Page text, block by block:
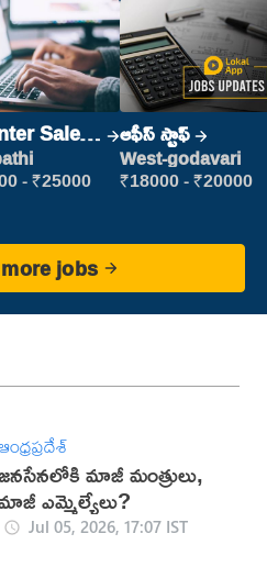
Sales
Sales)
- ₹25000
ఆఫీస్ స్టాఫ్
West-godavari
₹18000 - ₹20000
jobs
మాజీ మంత్రులు,
ఎమ్మెల్యేలు?
Jul 05, 2026, 17:07 IST